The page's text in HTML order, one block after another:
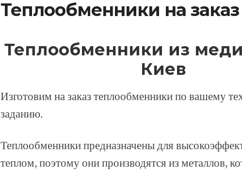
Теплообменники на заказ
Теплообменники из меди
Киев
Изготовим на заказ теплообменники по вашему
заданию.
Теплообменники предназначены для
теплом, поэтому они производятся из металлов,